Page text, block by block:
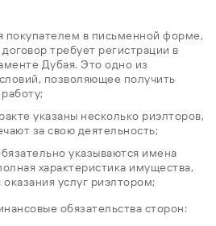
покупателем в письменной форме,
требует регистрации в
Дубая. Это одно из
позволяющее получить
указаны несколько риэлторов,
за свою деятельность;
указываются имена
характеристика имущества,
услуг риэлтором;
обязательства сторон: